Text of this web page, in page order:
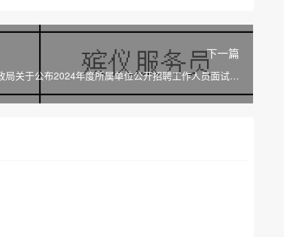
下一篇
局关于公布2024年度所属单位公开招聘工作人员面试成
绩、总成绩及体检入围人员的公告